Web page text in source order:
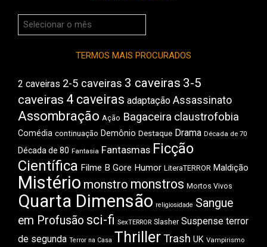
Arquivos
do
TERMOS MAIS PROCURADOS
2 caveiras 2-5 caveiras 3 caveiras 3-5
caveiras 4 caveiras adaptação Assassinato
Assombração Ação Bagaceira claustrofobia
Comédia continuação Demônio Destaque Drama Década de 70
Década de 80 Fantasia Fantasmas Ficção
Científica Filme B Gore Humor LiteraTERROR Maldição
Mistério monstro monstros Mortos Vivos
Quarta Dimensão religiosidade Sangue
em Profusão sci-fi SexTERROR Slasher Suspense terror
de segunda Terror na Casa ThrillerTrash UK Vampirismo